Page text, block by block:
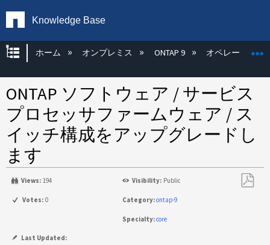
Knowledge Base
グローバル階層を展開/折りたたむ
ホーム オンプレミス ONTAP 9 オペレーティン
ONTAP ソフトウェア / サービス
プロセッサファームウェア / ス
イッチ構成をアップグレードし
ます
Views: 194 Visibility: Public
Votes: 0 Category:ontap-9
Specialty:core
Last Updated: